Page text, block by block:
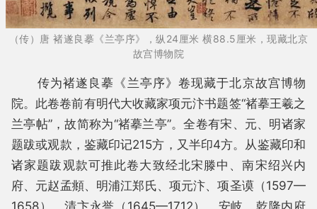
（传）唐 褚遂良摹《兰亭序》，纵24厘米 横88.5厘米，现藏北京
故宫博物院
传为褚遂良摹《兰亭序》卷现藏于北京故宫博物
院。此卷卷前有明代大收藏家项元汴书题签“褚摹王羲之
兰亭帖”，故简称为“褚摹兰亭”。全卷有宋、元、明诸家
题跋或观款，鉴藏印记215方，又半印4方。从鉴藏印和
诸家题跋观款可推此卷大致经北宋滕中、南宋绍兴内
府、元赵孟頫、明浦江郑氏、项元汴、项圣谟（1597—
1658）、清卞永誉（1645—1712）、安岐、乾隆内府